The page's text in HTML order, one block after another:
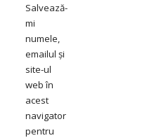
Salvează-
mi
numele,
emailul și
site-ul
web în
acest
navigator
pentru